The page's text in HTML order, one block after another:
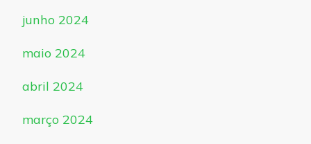
junho 2024
maio 2024
abril 2024
março 2024